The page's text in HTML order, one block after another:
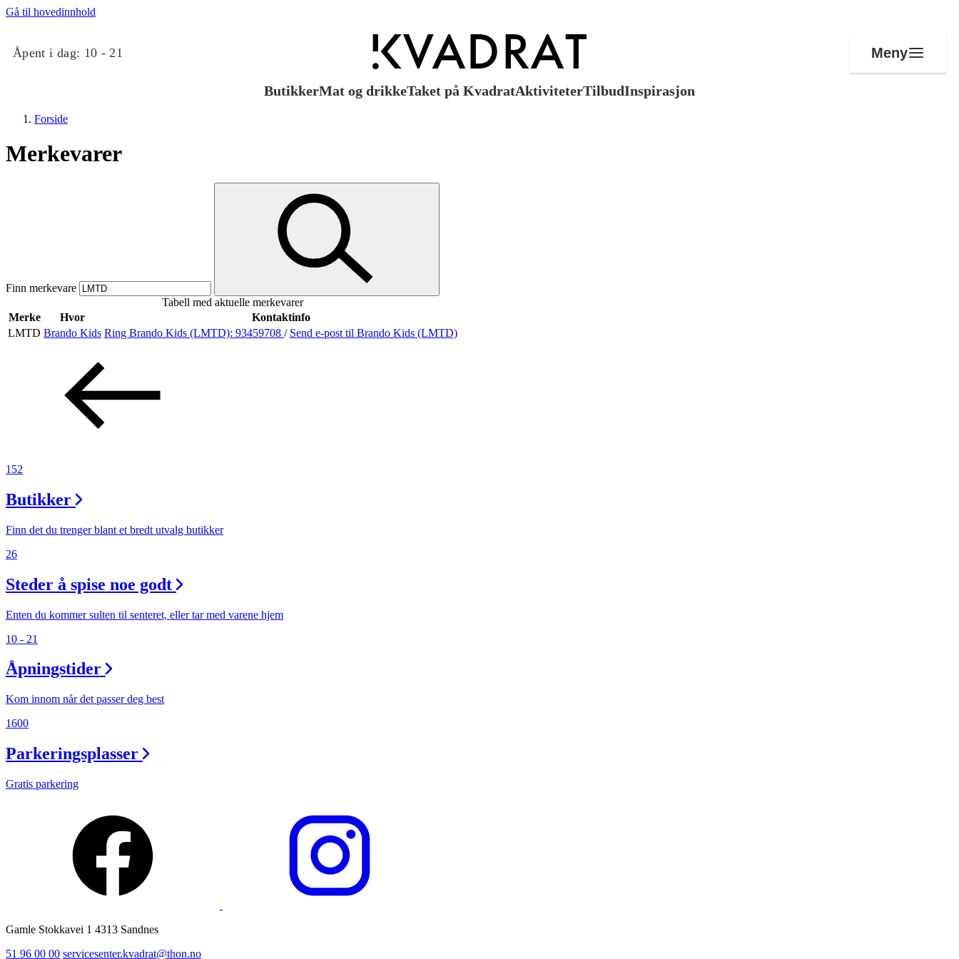
Gå til hovedinnhold
Åpent i dag: 10 - 21 Meny
ButikkerMat og drikkeTaket på KvadratAktiviteterTilbudInspirasjon
Mat og drikke
Taket på Kvadrat
Aktiviteter
Tilbud
Søk
Åpningstider
Praktisk informasjon
Magasin
Forside
Merkevarer
Finn merkevare
Tabell med aktuelle merkevarer
Merke
Hvor
Kontaktinfo
LMTD Brando Kids Ring Brando Kids (LMTD): 93459708 / Send e-post til Brando Kids (LMTD)
152
Butikker
Finn det du trenger blant et bredt utvalg butikker
26
Steder å spise noe godt
Enten du kommer sulten til senteret, eller tar med varene hjem
10 - 21
Åpningstider
Kom innom når det passer deg best
1600
Parkeringsplasser
Gratis parkering
Gamle Stokkavei 1 4313 Sandnes
51 96 00 00 servicesenter.kvadrat@thon.no